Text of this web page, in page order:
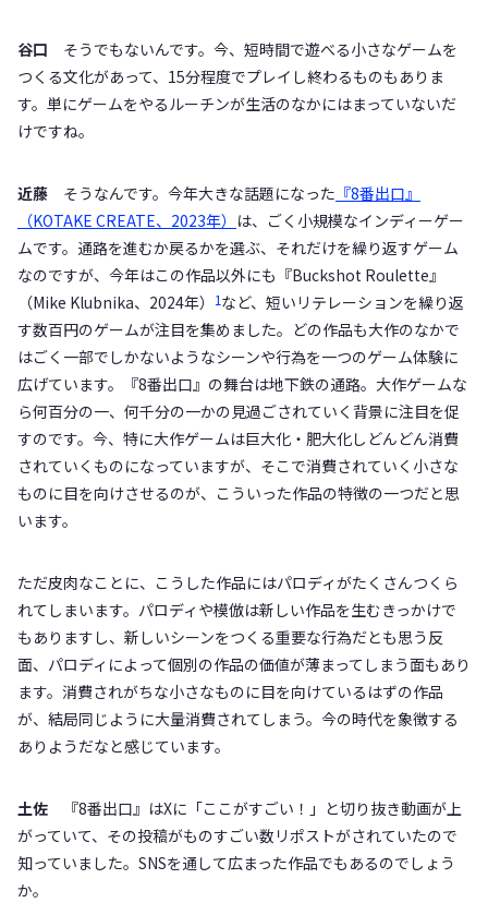
谷口 そうでもないんです。今、短時間で遊べる小さなゲームを
つくる文化があって、15分程度でプレイし終わるものもありま
す。単にゲームをやるルーチンが生活のなかにはまっていないだ
けですね。
近藤 そうなんです。今年大きな話題になった 『8番出口』
（KOTAKE CREATE、2023年） は、ごく小規模なインディーゲー
ムです。通路を進むか戻るかを選ぶ、それだけを繰り返すゲーム
なのですが、今年はこの作品以外にも『Buckshot Roulette』
（Mike Klubnika、2024年）
1など、短いリテレーションを繰り返
す数百円のゲームが注目を集めました。どの作品も大作のなかで
はごく一部でしかないようなシーンや行為を一つのゲーム体験に
広げています。『8番出口』の舞台は地下鉄の通路。大作ゲームな
ら何百分の一、何千分の一かの見過ごされていく背景に注目を促
すのです。今、特に大作ゲームは巨大化・肥大化しどんどん消費
されていくものになっていますが、そこで消費されていく小さな
ものに目を向けさせるのが、こういった作品の特徴の一つだと思
います。
ただ皮肉なことに、こうした作品にはパロディがたくさんつくら
れてしまいます。パロディや模倣は新しい作品を生むきっかけで
もありますし、新しいシーンをつくる重要な行為だとも思う反
面、パロディによって個別の作品の価値が薄まってしまう面もあり
ます。消費されがちな小さなものに目を向けているはずの作品
が、結局同じように大量消費されてしまう。今の時代を象徴する
ありようだなと感じています。
土佐
『8番出口』はXに「ここがすごい！」と切り抜き動画が上
がっていて、その投稿がものすごい数リポストがされていたので
知っていました。SNSを通して広まった作品でもあるのでしょう
か。